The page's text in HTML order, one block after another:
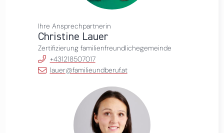
Ihre Ansprechpartnerin
Christine Lauer
Zertifizierung familienfreundlichegemeinde
+431218507017
lauer@familieundberuf.at